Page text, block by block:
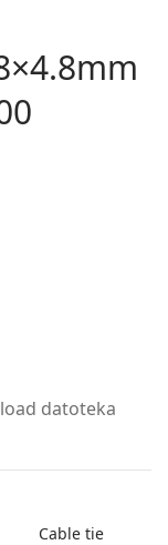
datoteka
Cable tie